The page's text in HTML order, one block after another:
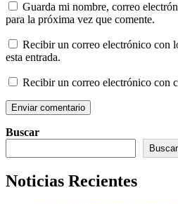
Guarda mi nombre, correo
para la próxima vez que comente.
Recibir un correo electrónico con
esta entrada.
Recibir un correo electrónico con
Buscar
Buscar
Noticias Recientes